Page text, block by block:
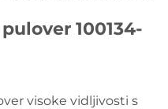
100134-
visoke vidljivosti s